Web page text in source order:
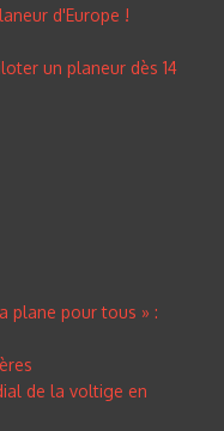
d'Europe !
un planeur dès 14
plane pour tous » :
de la voltige en